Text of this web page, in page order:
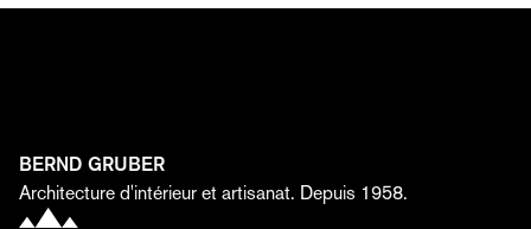
Découvrez l'univers de Bernd Gruber : design
uniques.
Prénom*
BERND GRUBER
Architecture d'intérieur et artisanat. Depuis 1958.